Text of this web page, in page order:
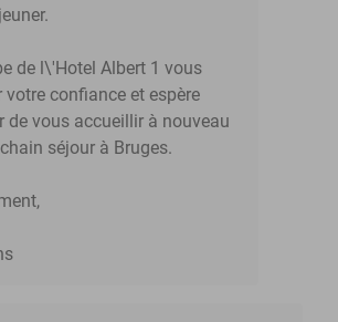
de l\'Hotel Albert 1 vous
votre confiance et espère
de vous accueillir à nouveau
séjour à Bruges.